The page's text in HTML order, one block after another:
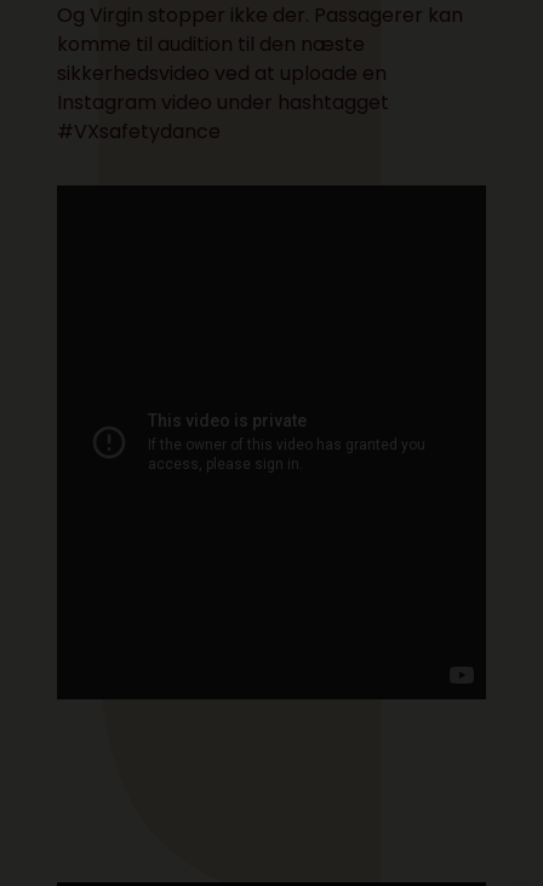
Og Virgin stopper ikke der. Passagerer kan
komme til audition til den næste
sikkerhedsvideo ved at uploade en
Instagram video under hashtagget
#VXsafetydance